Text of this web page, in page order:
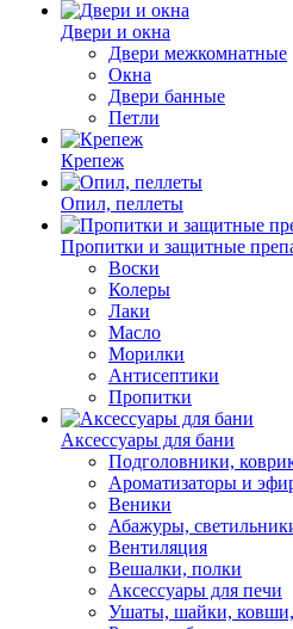
Двери и окна
Двери межкомнатные
Окна
Двери банные
Петли
Крепеж
Опил, пеллеты
Пропитки и защитные
Воски
Колеры
Лаки
Масло
Морилки
Антисептики
Пропитки
Аксессуары для бани
Подголовники,
Ароматизаторы и
Веники
Абажуры,
Вентиляция
Вешалки, полки
Аксессуары для печи
Ушаты, шайки, ковши,